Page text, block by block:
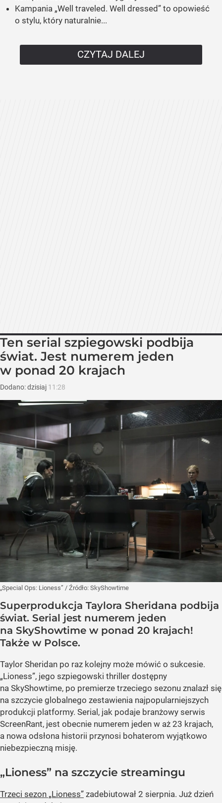
Kampania „Well traveled. Well dressed” to opowieść
o stylu, który naturalnie...
CZYTAJ DALEJ
Ten serial szpiegowski podbija
świat. Jest numerem jeden
w ponad 20 krajach
Dodano:dzisiaj 11:28
„Special Ops: Lioness” / Źródło: SkyShowtime
Superprodukcja Taylora Sheridana podbija
świat. Serial jest numerem jeden
na SkyShowtime w ponad 20 krajach!
Także w Polsce.
Taylor Sheridan po raz kolejny może mówić o sukcesie.
„Lioness”, jego szpiegowski thriller dostępny
na SkyShowtime, po premierze trzeciego sezonu znalazł się
na szczycie globalnego zestawienia najpopularniejszych
produkcji platformy. Serial, jak podaje branżowy serwis
ScreenRant, jest obecnie numerem jeden w aż 23 krajach,
a nowa odsłona historii przynosi bohaterom wyjątkowo
niebezpieczną misję.
„Lioness” na szczycie streamingu
Trzeci sezon „Lioness” zadebiutował 2 sierpnia. Już dzień